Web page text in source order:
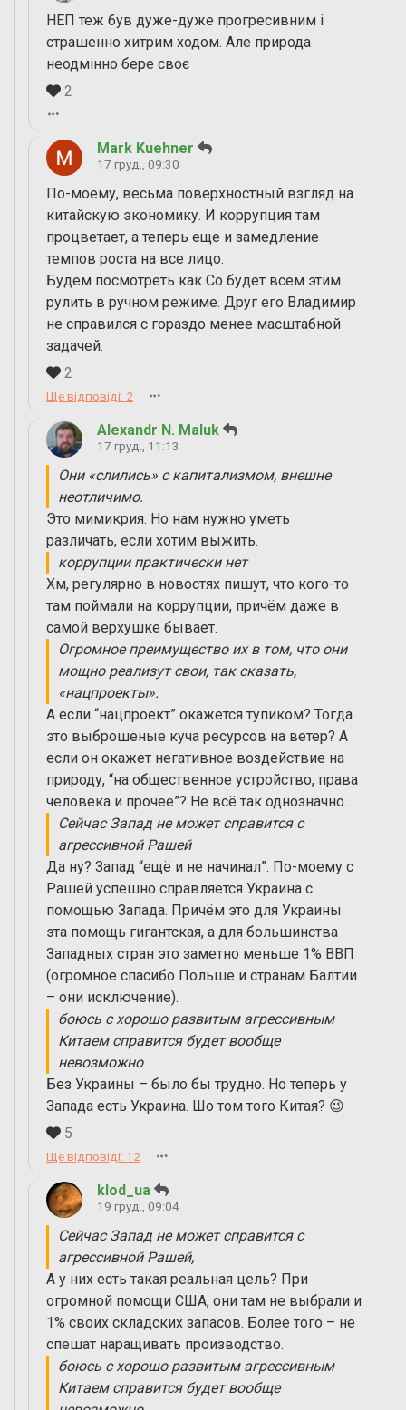
НЕП теж був дуже-дуже прогресивним і
страшенно хитрим ходом. Але природа
неодмінно бере своє
2
Mark Kuehner
17 груд., 09:30
По-моему, весьма поверхностный взгляд на
китайскую экономику. И коррупция там
процветает, а теперь еще и замедление
темпов роста на все лицо.
Будем посмотреть как Со будет всем этим
рулить в ручном режиме. Друг его Владимир
не справился с гораздо менее масштабной
задачей.
2
Ще відповіді: 2
Alexandr N. Maluk
17 груд., 11:13
Они «слились» с капитализмом, внешне
неотличимо.
Это мимикрия. Но нам нужно уметь
различать, если хотим выжить.
коррупции практически нет
Хм, регулярно в новостях пишут, что кого-то
там поймали на коррупции, причём даже в
самой верхушке бывает.
Огромное преимущество их в том, что они
мощно реализут свои, так сказать,
«нацпроекты».
А если “нацпроект” окажется тупиком? Тогда
это выброшеные куча ресурсов на ветер? А
если он окажет негативное воздействие на
природу, “на общественное устройство, права
человека и прочее”? Не всё так однозначно…
Сейчас Запад не может справится с
агрессивной Рашей
Да ну? Запад “ещё и не начинал”. По-моему с
Рашей успешно справляется Украина с
помощью Запада. Причём это для Украины
эта помощь гигантская, а для большинства
Западных стран это заметно меньше 1% ВВП
(огромное спасибо Польше и странам Балтии
– они исключение).
боюсь с хорошо развитым агрессивным
Китаем справится будет вообще
невозможно
Без Украины – было бы трудно. Но теперь у
Запада есть Украина. Шо том того Китая? 😉
5
Ще відповіді: 12
klod_ua
19 груд., 09:04
Сейчас Запад не может справится с
агрессивной Рашей,
А у них есть такая реальная цель? При
огромной помощи США, они там не выбрали и
1% своих складских запасов. Более того – не
спешат наращивать производство.
боюсь с хорошо развитым агрессивным
Китаем справится будет вообще